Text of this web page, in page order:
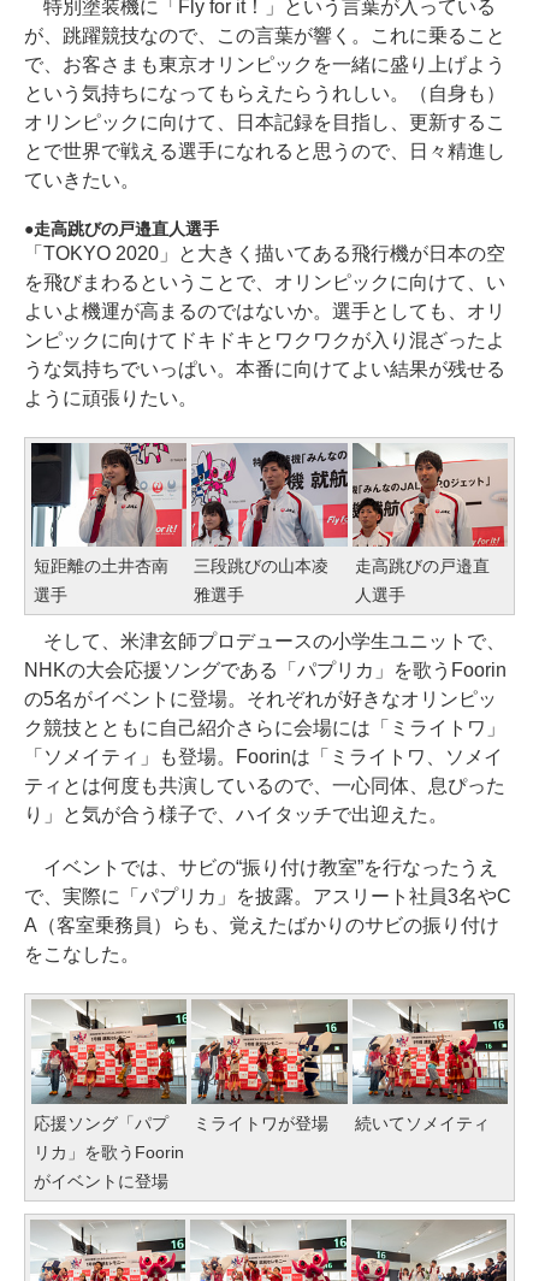
特別塗装機に「Fly for it！」という言葉が入っている
が、跳躍競技なので、この言葉が響く。これに乗ること
で、お客さまも東京オリンピックを一緒に盛り上げよう
という気持ちになってもらえたらうれしい。（自身も）
オリンピックに向けて、日本記録を目指し、更新するこ
とで世界で戦える選手になれると思うので、日々精進し
ていきたい。
走高跳びの戸邉直人選手
「TOKYO 2020」と大きく描いてある飛行機が日本の空
を飛びまわるということで、オリンピックに向けて、い
よいよ機運が高まるのではないか。選手としても、オリ
ンピックに向けてドキドキとワクワクが入り混ざったよ
うな気持ちでいっぱい。本番に向けてよい結果が残せる
ように頑張りたい。
短距離の土井杏南
選手
三段跳びの山本凌
雅選手
走高跳びの戸邉直
人選手
そして、米津玄師プロデュースの小学生ユニットで、
NHKの大会応援ソングである「パプリカ」を歌うFoorin
の5名がイベントに登場。それぞれが好きなオリンピッ
ク競技とともに自己紹介さらに会場には「ミライトワ」
「ソメイティ」も登場。Foorinは「ミライトワ、ソメイ
ティとは何度も共演しているので、一心同体、息ぴった
り」と気が合う様子で、ハイタッチで出迎えた。
イベントでは、サビの“振り付け教室”を行なったうえ
で、実際に「パプリカ」を披露。アスリート社員3名やC
A（客室乗務員）らも、覚えたばかりのサビの振り付け
をこなした。
応援ソング「パプ
リカ」を歌うFoorin
がイベントに登場
ミライトワが登場 続いてソメイティ